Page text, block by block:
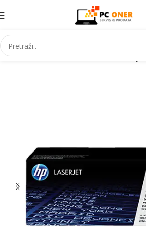
Početna Informatika Potrošni materijal